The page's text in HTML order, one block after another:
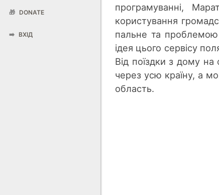
🎁 DONATE
➡️ ВХІД
програмуванні,
користування
пальне та проблемою
ідея цього сервісу
Від поїздки з дому
через усю країну, а
область.